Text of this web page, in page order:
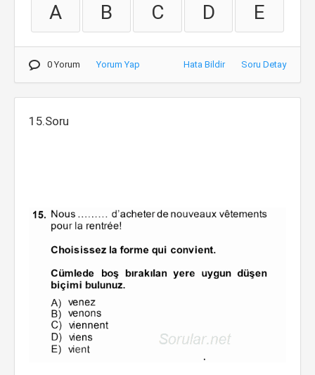
A B C D E
0 Yorum Yorum Yap Hata Bildir Soru Detay
15.Soru